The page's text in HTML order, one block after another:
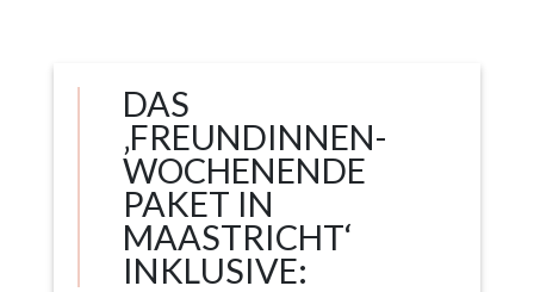
DAS
‚FREUNDINNEN-
WOCHENENDE
PAKET IN
MAASTRICHT‘
INKLUSIVE: